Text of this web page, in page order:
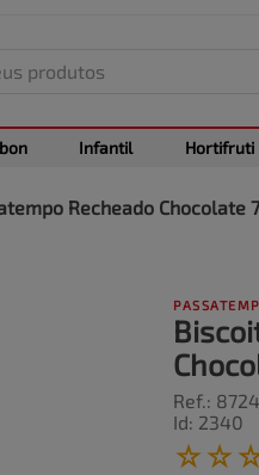
Infantil Hortifruti
Recheado Chocolate
Ref.:
Id: 2340
☆☆